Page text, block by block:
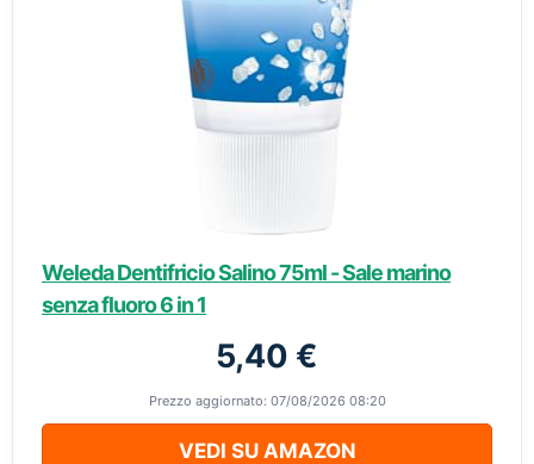
Weleda Dentifricio Salino 75ml - Sale marino
senza fluoro 6 in 1
5,40 €
Prezzo aggiornato: 07/08/2026 08:20
VEDI SU AMAZON